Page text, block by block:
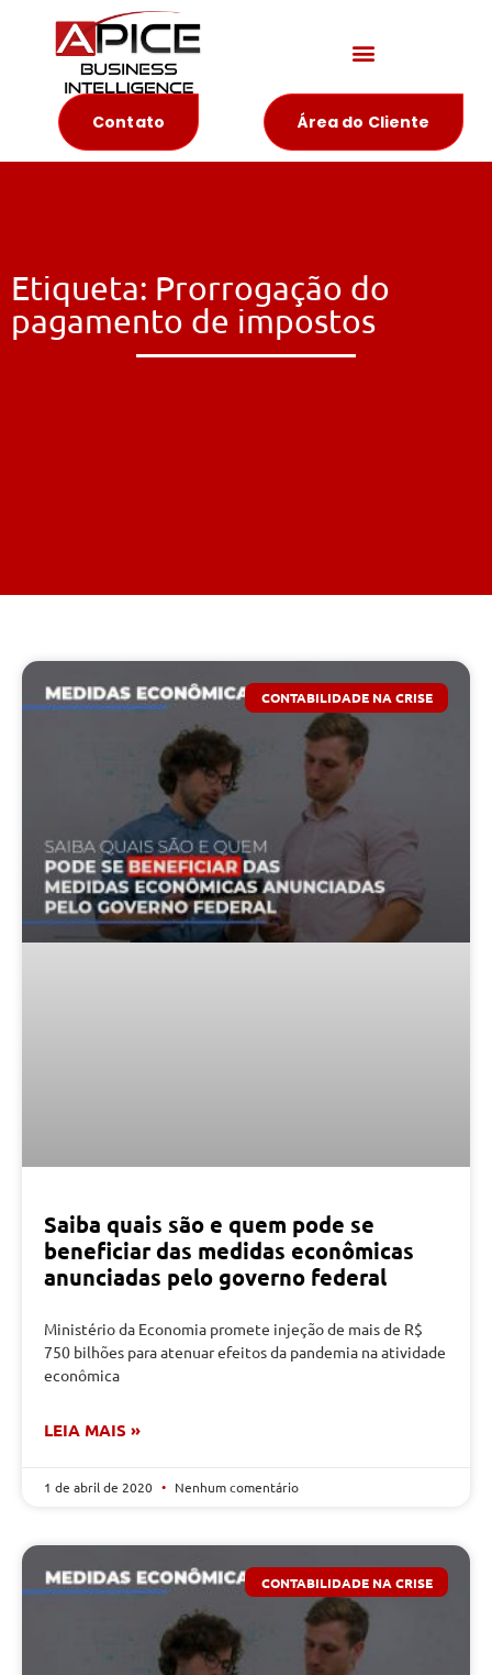
Contato Área do Cliente
Etiqueta: Prorrogação do
pagamento de impostos
CONTABILIDADE NA CRISE
Saiba quais são e quem pode se
beneficiar das medidas econômicas
anunciadas pelo governo federal
Ministério da Economia promete injeção de mais de R$
750 bilhões para atenuar efeitos da pandemia na atividade
econômica
LEIA MAIS »
1 de abril de 2020 Nenhum comentário
CONTABILIDADE NA CRISE